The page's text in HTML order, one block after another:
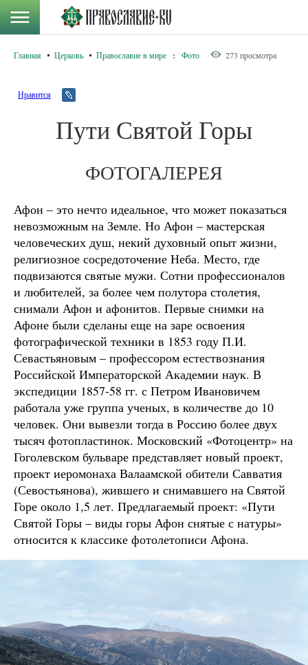
Главная Церковь Православие в мире : Фото 273 просмотра
Нравится
Пути Святой Горы
ФОТОГАЛЕРЕЯ
Афон – это нечто идеальное, что может показаться
невозможным на Земле. Но Афон – мастерская
человеческих душ, некий духовный опыт жизни,
религиозное сосредоточение Неба. Место, где
подвизаются святые мужи. Сотни профессионалов
и любителей, за более чем полутора столетия,
снимали Афон и афонитов. Первые снимки на
Афоне были сделаны еще на заре освоения
фотографической техники в 1853 году П.И.
Севастьяновым – профессором естествознания
Российской Императорской Академии наук. В
экспедиции 1857-58 гг. с Петром Ивановичем
работала уже группа ученых, в количестве до 10
человек. Они вывезли тогда в Россию более двух
тысяч фотопластинок. Московский «Фотоцентр» на
Гоголевском бульваре представляет новый проект,
проект иеромонаха Валаамской обители Савватия
(Севостьянова), жившего и снимавшего на Святой
Горе около 1,5 лет. Предлагаемый проект: «Пути
Святой Горы – виды горы Афон снятые с натуры»
относится к классике фотолетописи Афона.